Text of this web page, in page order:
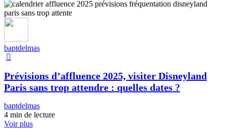
baptdelmas
Prévisions d’affluence 2025, visiter Disneyland
Paris sans trop attendre : quelles dates ?
baptdelmas
4 min de lecture
Voir plus